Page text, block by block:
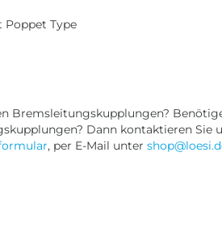
Type
Bremsleitungskupplungen?
Dann kontaktieren Sie
, per E-Mail unter